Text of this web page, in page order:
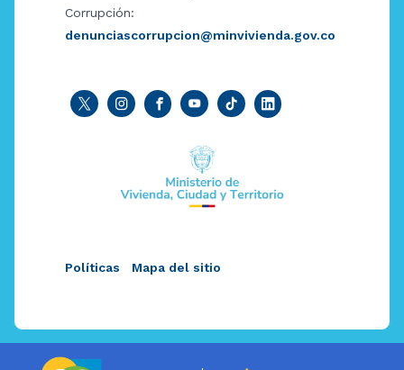
Corrupción:
denunciascorrupcion@minvivienda.gov.co
Políticas Mapa del sitio